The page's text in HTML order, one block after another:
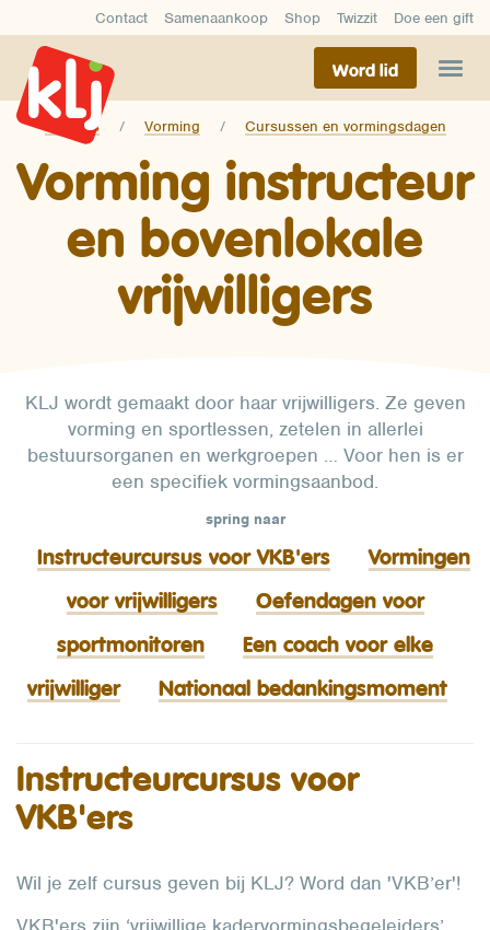
Contact Samenaankoop Shop Twizzit Doe een gift
Word lid
Thema's Vorming Cursussen en vormingsdagen
Vorming instructeur
en bovenlokale
vrijwilligers
KLJ wordt gemaakt door haar vrijwilligers. Ze geven
vorming en sportlessen, zetelen in allerlei
bestuursorganen en werkgroepen … Voor hen is er
een specifiek vormingsaanbod.
spring naar
Instructeurcursus voor VKB'ers
Vormingen
voor vrijwilligers
Oefendagen voor
sportmonitoren
Een coach voor elke
vrijwilliger
Nationaal bedankingsmoment
Instructeurcursus voor
VKB'ers
Wil je zelf cursus geven bij KLJ? Word dan 'VKB’er'!
VKB'ers zijn ‘vrijwillige kadervormingsbegeleiders’.